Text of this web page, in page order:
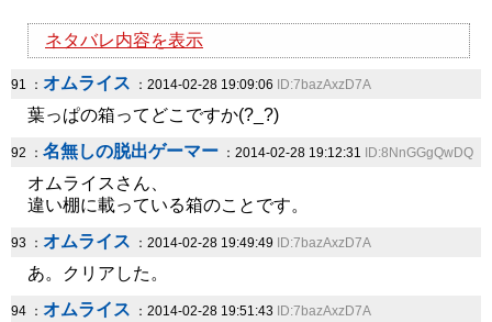
ネタバレ内容を表示
91 ： オムライス ：2014-02-28 19:09:06 ID:7bazAxzD7A
葉っぱの箱ってどこですか(?_?)
92 ： 名無しの脱出ゲーマー ：2014-02-28 19:12:31 ID:8NnGGgQwDQ
オムライスさん、
違い棚に載っている箱のことです。
93 ： オムライス ：2014-02-28 19:49:49 ID:7bazAxzD7A
あ。クリアした。
94 ： オムライス ：2014-02-28 19:51:43 ID:7bazAxzD7A